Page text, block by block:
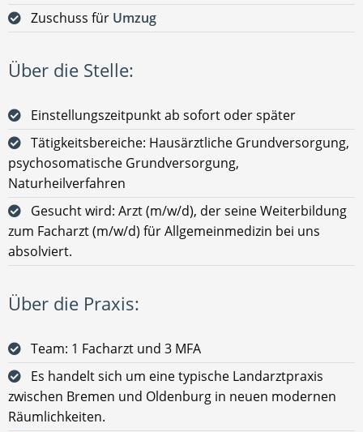
Zuschuss für Umzug
Über die Stelle:
Einstellungszeitpunkt ab sofort oder später
Tätigkeitsbereiche: Hausärztliche Grundversorgung,
psychosomatische Grundversorgung,
Naturheilverfahren
Gesucht wird: Arzt (m/w/d), der seine Weiterbildung
zum Facharzt (m/w/d) für Allgemeinmedizin bei uns
absolviert.
Über die Praxis:
Team: 1 Facharzt und 3 MFA
Es handelt sich um eine typische Landarztpraxis
zwischen Bremen und Oldenburg in neuen modernen
Räumlichkeiten.